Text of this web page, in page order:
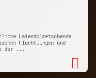
Laiendolmetschende
Flüchtlingen und
der ...